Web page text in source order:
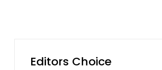
Editors Choice